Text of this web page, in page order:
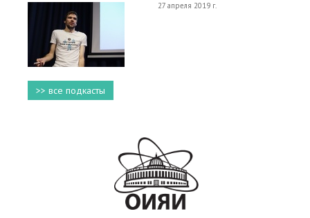
27 апреля 2019 г.
>> все подкасты